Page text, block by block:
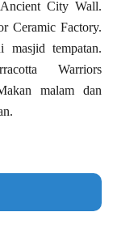
City Wall.
Ceramic Factory.
tempatan.
Warriors
malam dan